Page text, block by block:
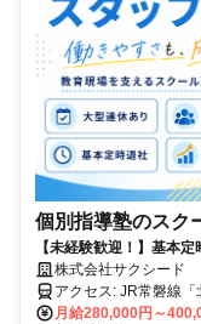
個別指導塾のスク
【未経験歓迎！】基本
制＆事務スタッフのサポ
ール運営にしっかり集中
株式会社サクシード
アクセス: JR
月給280,000円～